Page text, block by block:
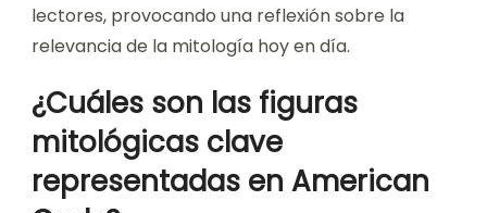
lectores, provocando una reflexión sobre la
relevancia de la mitología hoy en día.
¿Cuáles son las figuras
mitológicas clave
representadas en American